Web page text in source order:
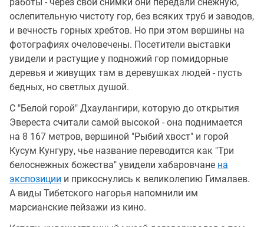
ослепительную чистоту гор, без всяких труб и заводов,
и вечность горных хребтов. Но при этом вершины на
фотографиях очеловечены. Посетители выставки
увидели и растущие у подножий гор помидорные
деревья и живущих там в деревушках людей - пусть
бедных, но светлых душой.
С "Белой горой" Дхаулангири, которую до открытия
Эвереста считали самой высокой - она поднимается
на 8 167 метров, вершиной "Рыбий хвост" и горой
Кусум Кунгуру, чье название переводится как "Три
белоснежных божества" увидели хабаровчане на
экспозиции и прикоснулись к великолепию Гималаев.
А виды Тибетского нагорья напомнили им
марсианские пейзажи из кино.